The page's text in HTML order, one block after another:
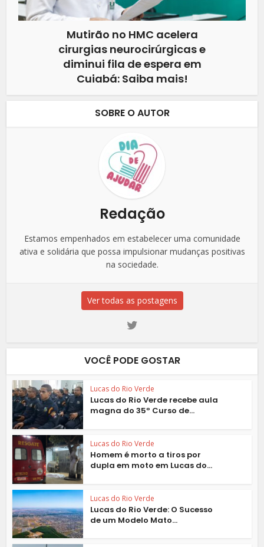
Mutirão no HMC acelera
cirurgias neurocirúrgicas e
diminui fila de espera em
Cuiabá: Saiba mais!
SOBRE O AUTOR
Redação
Estamos empenhados em estabelecer uma comunidade
ativa e solidária que possa impulsionar mudanças positivas
na sociedade.
Ver todas as postagens
VOCÊ PODE GOSTAR
Lucas do Rio Verde
Lucas do Rio Verde recebe aula
magna do 35º Curso de...
Lucas do Rio Verde
Homem é morto a tiros por
dupla em moto em Lucas do...
Lucas do Rio Verde
Lucas do Rio Verde: O Sucesso
de um Modelo Mato...